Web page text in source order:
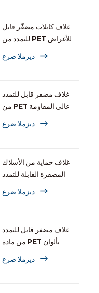
غلاف كابلات مضفّر قابل
للتمدد من PET للأغراض
ديزملا ضرع
غلاف مضفر قابل للتمدد
من PET عالي المقاومة
ديزملا ضرع
غلاف حماية من الأسلاك
المضفرة القابلة للتمدد
ديزملا ضرع
غلاف مضفر قابل للتمدد
من مادة PET بألوان
ديزملا ضرع